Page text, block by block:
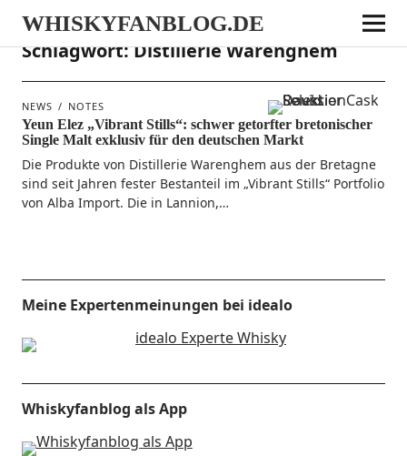
WHISKYFANBLOG.DE
Schlagwort:Distillerie Warenghem
NEWS NOTES
Yeun Elez „Vibrant Stills“: schwer getorfter bretonischer
Single Malt exklusiv für den deutschen Markt
Die Pro­duk­te von Distil­le­rie Waren­g­hem aus der Bre­ta­gne
sind seit Jah­ren fes­ter Best­an­teil im „Vibrant Stills“ Port­fo­lio
von Alba Import. Die in Lannion,…
Meine Expertenmeinungen bei idealo
Whiskyfanblog als App